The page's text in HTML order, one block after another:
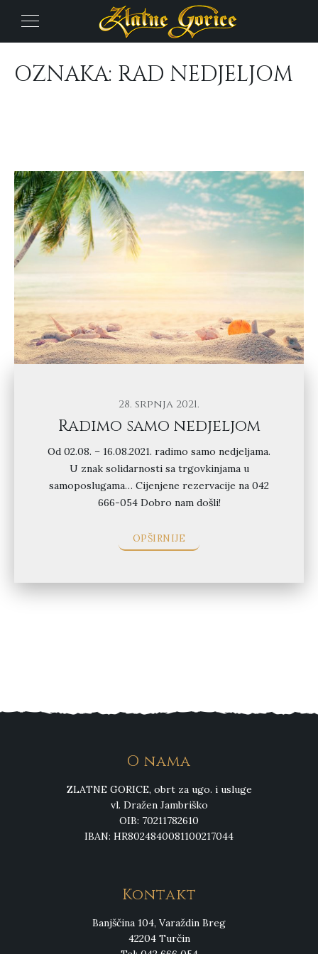
OZNAKA: RAD NEDJELJOM
28. srpnja 2021.
Radimo samo nedjeljom
Od 02.08. – 16.08.2021. radimo samo nedjeljama.
U znak solidarnosti sa trgovkinjama u
samoposlugama… Cijenjene rezervacije na 042
666-054 Dobro nam došli!
OPŠIRNIJE
O nama
ZLATNE GORICE, obrt za ugo. i usluge
vl. Dražen Jambriško
OIB: 70211782610
IBAN: HR8024840081100217044
Kontakt
Banjščina 104, Varaždin Breg
42204 Turčin